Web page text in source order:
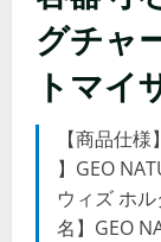
グチャ
トマイ
【商品仕
】GEO
ウィズ ホ
名】GEO